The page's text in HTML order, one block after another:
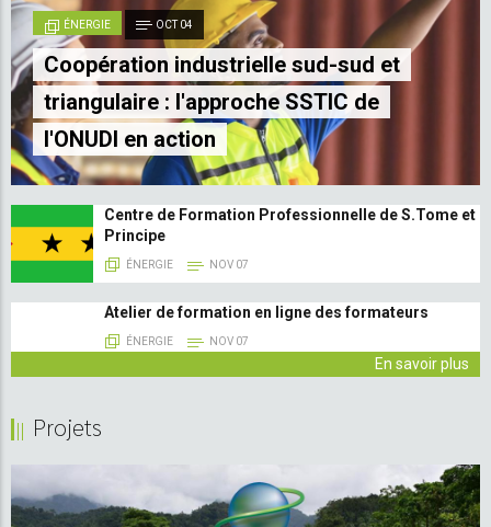
ÉNERGIE OCT 04
Coopération industrielle sud-sud et
triangulaire : l'approche SSTIC de
l'ONUDI en action
Centre de Formation Professionnelle de S.Tome et
Principe
ÉNERGIE NOV 07
Atelier de formation en ligne des formateurs
ÉNERGIE NOV 07
En savoir plus
Projets